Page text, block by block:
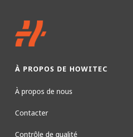
À PROPOS DE HOWITEC
À propos de nous
Contacter
Contrôle de qualité